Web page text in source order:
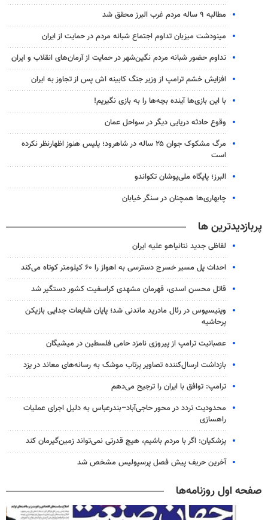
مطالبه ۹ ساله مردم غرب البرز محقق شد
مینودشت میزبان تداوم اجتماع شبانه مردم در حمایت از ایران
تداوم حضور شبانه مردم نگین‌شهر در حمایت از آرمان‌های انقلاب و ایران
افزایش خشم ترامپ از وزیر جنگ کابینه اش پس از تجاوز به ایران
با این بازی‌ها آینده بچه‌ها را به بازی نگیریم!
وقوع حادثه دریایی دیگر در سواحل عمان
مرگ مشکوک جوان ۲۵ ساله در شاهرود؛ پلیس هنوز اظهارنظر نکرده
است
البرز؛ پایگاه ملی‌پوشان تکواندو
چابهاری‌ها همچنان در سنگر خیابان
پربازدیدترین ها
لفاظی جدید نتانیاهو علیه ایران
احداث پل مسیر خسرج دسترسی به اهواز را ۶۰ کیلومتر کوتاه می‌کند
قاتل محسن اسدی، قهرمان مشهدی کراسفیت کشور دستگیر شد
وینیسیوس در رئال مادرید ماندنی شد؛ پایان شایعات جدایی بازیکن
پرحاشیه
عصبانیت ترامپ از پیروزی نامزد حامی فلسطین در میشیگان
بازداشت ارسال‌کننده تصاویر پرتاب موشک به رسانه‌های معاند در یزد
ترامپ: توافق با ایران را ترجیح می‌دهم
محدودیت تردد در محور حاجی‌آباد–بندرعباس به دلیل اجرای عملیات
راهسازی
پزشکیان: اگر با مردم باشیم، هیچ قدرتی نمی‌تواند زمین‌گیرمان کند
آخرین حریف پیش فصل پرسپولیس مشخص شد
صفحه اول روزنامه‌ها